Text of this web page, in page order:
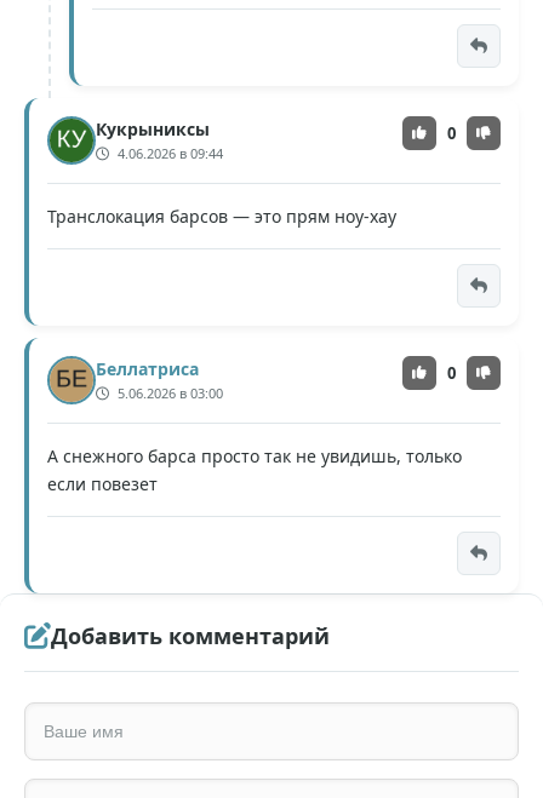
Кукрыниксы
4.06.2026 в 09:44
0
Транслокация барсов — это прям ноу-хау
Беллатриса
5.06.2026 в 03:00
0
А снежного барса просто так не увидишь, только
если повезет
Добавить комментарий